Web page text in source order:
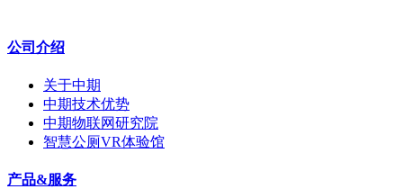
公司介绍
关于中期
中期技术优势
中期物联网研究院
智慧公厕VR体验馆
产品&服务